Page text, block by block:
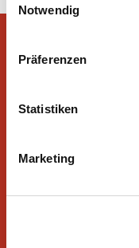
Cookies, wenn Sie
Notwendig
Präferenzen
Statistiken
Marketing
Meinungsforschung für
Organisationen.